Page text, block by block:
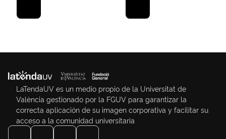
LaTendaUV es un medio propio de la Universitat de
València gestionado por la FGUV para garantizar la
correcta aplicación de su imagen corporativa y facilitar su
acceso a la comunidad universitaria